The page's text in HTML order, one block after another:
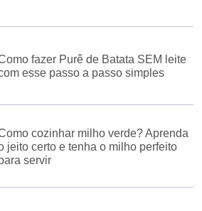
fazer Purê de Batata SEM leite
esse passo a passo simples
cozinhar milho verde? Aprenda
jeito certo e tenha o milho perfeito
servir